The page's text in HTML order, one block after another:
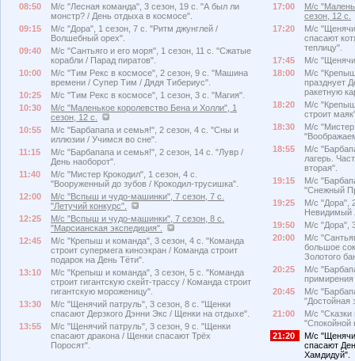
08:50
М/с "Лесная команда", 3 сезон, 19 с. "А был ли
монстр? / День отдыха в космосе".
09:15
М/с "Дора", 1 сезон, 7 с. "Ритм джунглей /
Волшебный орех".
09:40
М/с "Сантьяго и его моря", 1 сезон, 11 с. "Сжатые
корабли / Парад пиратов".
10:00
М/с "Тим Рекс в космосе", 2 сезон, 9 с. "Машина
времени / Супер Тим / Дядя Тибериус".
10:25
М/с "Тим Рекс в космосе", 1 сезон, 3 с. "Магия".
10:30
М/с "Маленькое королевство Бена и Холли", 1
сезон, 12 с.
10:55
М/с "Барбапапа и семья!", 2 сезон, 4 с. "Сны и
иллюзии / Учимся во сне".
11:15
М/с "Барбапапа и семья!", 2 сезон, 14 с. "Лувр /
День наоборот".
11:40
М/с "Мистер Крокодил", 1 сезон, 4 с.
"Вооруженный до зубов / Крокодил-трусишка".
12:00
М/с "Вспыш и чудо-машинки", 7 сезон, 7 с.
"Летучий конкурс".
12:25
М/с "Вспыш и чудо-машинки", 7 сезон, 8 с.
"Марсианская экспедиция".
12:45
М/с "Крепыш и команда", 3 сезон, 4 с. "Команда
строит супермега киноэкран / Команда строит
подарок на День Тёти".
13:10
М/с "Крепыш и команда", 3 сезон, 5 с. "Команда
строит гигантскую скейт-трассу / Команда строит
гигантскую мороженицу".
13:30
М/с "Щенячий патруль", 3 сезон, 8 с. "Щенки
спасают Дерзкого Дэнни Экс / Щенки на отдыхе".
13:55
М/с "Щенячий патруль", 3 сезон, 9 с. "Щенки
спасают дракона / Щенки спасают Трёх
Поросят".
17:00
М/с
сезон, 12 с.
17:20
М/с
спасают
теплицу".
17:45
М/с
18:00
М/с
празднует
ракетную
18:20
М/с
строит
18:30
М/с "Мистер
18:55
М/с
лагерь.
вторая".
19:15
М/с
"Снежный
19:25
М/с "Дора",
Невидимый
19:50
М/с "Дора",
20:00
М/с
большое
Золотого
20:25
М/с
20:45
М/с
"Достойная
21:00
М/с "Сказки
"Спокойной
21:20
М/с
спасают
Хамдидуй".